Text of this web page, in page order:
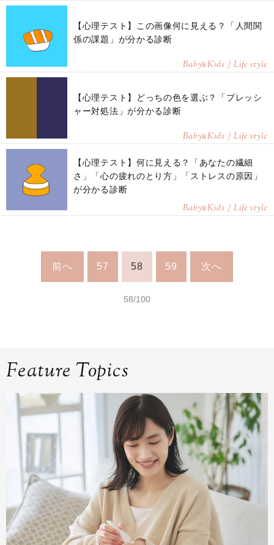
【心理テスト】この画像何に見える？「人間関
係の課題」が分かる診断
Baby&Kids / Life style
【心理テスト】どっちの色を選ぶ？「プレッシ
ャー対処法」が分かる診断
Baby&Kids / Life style
【心理テスト】何に見える？「あなたの繊細
さ」「心の疲れのとり方」「ストレスの原因」
が分かる診断
Baby&Kids / Life style
前へ 57 58 59 次へ
58/100
Feature Topics